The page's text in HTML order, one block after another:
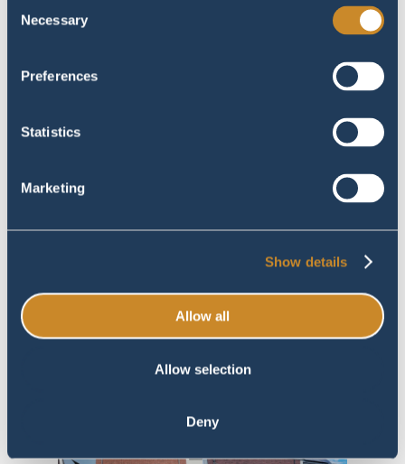
Selection
Necessary
Preferences
Statistics
Marketing
Show details
Allow all
Allow selection
Deny
#image_title